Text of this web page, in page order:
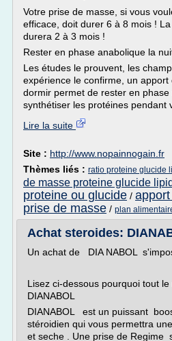
Votre prise de masse, si vous
efficace, doit durer 6 à 8 mois !
durera 2 à 3 mois !
Rester en phase anabolique la
Les études le prouvent, les
expérience le confirme, un
dormir permet de rester en
synthétiser les protéines pendant
Lire la suite
Site : http://www.nopainnogain.fr
Thèmes liés : ratio proteine glucide
de masse proteine glucide
proteine ou glucide /
prise de masse / plan
Achat steroides:
Un achat de DIA NABOL
Lisez ci-dessous pourquoi tout
DIANABOL
DIANABOL est un puissant
stéroidien qui vous permettra
et seche . Une prise de Regime